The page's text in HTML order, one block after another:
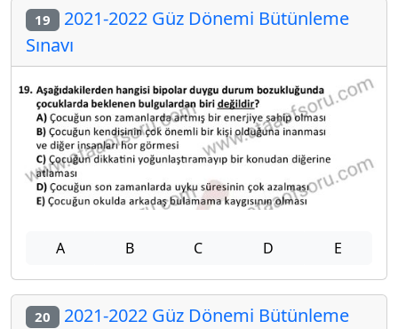
19 2021-2022 Güz Dönemi Bütünleme
Sınavı
A B C D E
20 2021-2022 Güz Dönemi Bütünleme